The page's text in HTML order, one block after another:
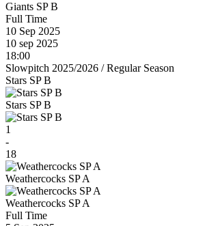
Giants SP B
Full Time
10 Sep 2025
10 sep 2025
18:00
Slowpitch 2025/2026 /Regular Season
Stars SP B
Stars SP B
1
-
18
Weathercocks SP A
Weathercocks SP A
Full Time